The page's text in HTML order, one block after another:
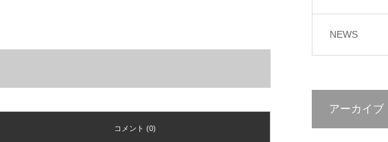
コメント (0)
NEWS
アーカイブ